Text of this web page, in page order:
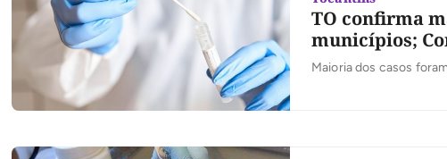
TO confirma
municípios;
Maioria dos casos